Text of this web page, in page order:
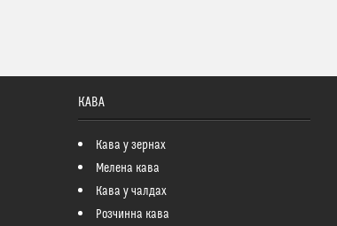
КАВА
Кава у зернах
Мелена кава
Кава у чалдах
Розчинна кава